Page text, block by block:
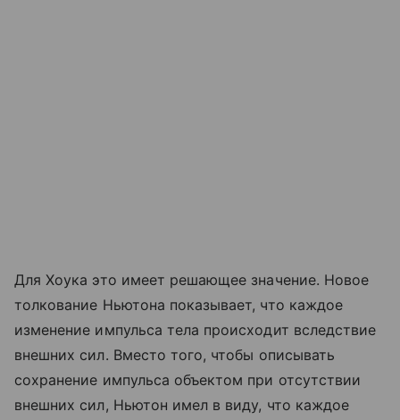
Для Хоука это имеет решающее значение. Новое
толкование Ньютона показывает, что каждое
изменение импульса тела происходит вследствие
внешних сил. Вместо того, чтобы описывать
сохранение импульса объектом при отсутствии
внешних сил, Ньютон имел в виду, что каждое